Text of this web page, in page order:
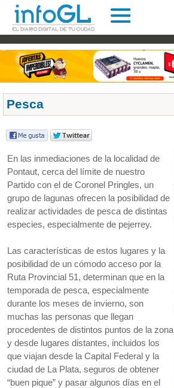
Pesca
En las inmediaciones de la localidad de
Pontaut, cerca del límite de nuestro
Partido con el de Coronel Pringles, un
grupo de lagunas ofrecen la posibilidad de
realizar actividades de pesca de distintas
especies, especialmente de pejerrey.
Las características de estos lugares y la
posibilidad de un cómodo acceso por la
Ruta Provincial 51, determinan que en la
temporada de pesca, especialmente
durante los meses de invierno, son
muchas las personas que llegan
procedentes de distintos puntos de la zona
y desde lugares distantes, incluidos los
que viajan desde la Capital Federal y la
ciudad de La Plata, seguros de obtener
“buen pique” y pasar algunos días en el